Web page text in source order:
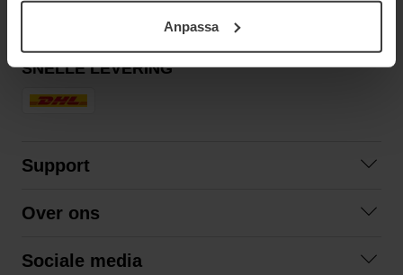
samt vår Integritetspolicy.Anpassa
SNELLE LEVERING
Support
Algemene voorwaarden
Over ons
Sociale media